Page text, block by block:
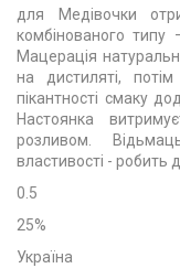
для Медівочки
комбінованого типу
Мацерація
на дистиляті,
пікантності смаку
Настоянка
розливом.
властивості - робить
0.5
25%
Україна